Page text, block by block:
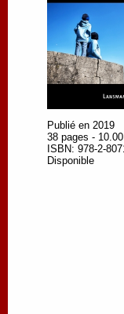
Publié en 2019
38 pages -
ISBN: 978-2-
Disponible